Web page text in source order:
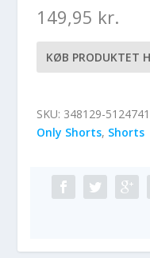
149,95 kr.
KØB PRODUKTET
SKU: 348129-5124741
Only Shorts, Shorts